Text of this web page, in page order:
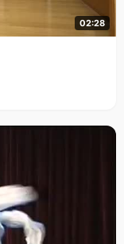
02:28